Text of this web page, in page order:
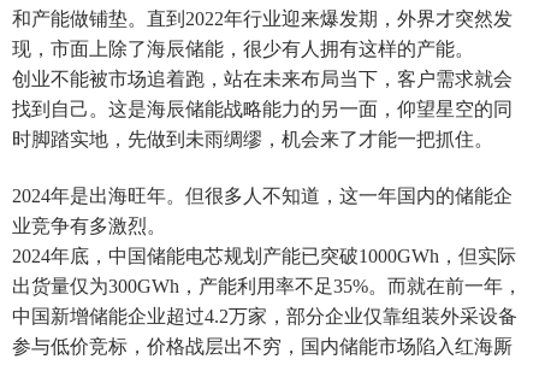
和产能做铺垫。直到2022年行业迎来爆发期，外界才突然发
现，市面上除了海辰储能，很少有人拥有这样的产能。
创业不能被市场追着跑，站在未来布局当下，客户需求就会
找到自己。这是海辰储能战略能力的另一面，仰望星空的同
时脚踏实地，先做到未雨绸缪，机会来了才能一把抓住。
2024年是出海旺年。但很多人不知道，这一年国内的储能企
业竞争有多激烈。
2024年底，中国储能电芯规划产能已突破1000GWh，但实际
出货量仅为300GWh，产能利用率不足35%。而就在前一年，
中国新增储能企业超过4.2万家，部分企业仅靠组装外采设备
参与低价竞标，价格战层出不穷，国内储能市场陷入红海厮